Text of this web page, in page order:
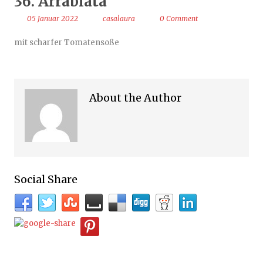
05 Januar 2022 casalaura 0 Comment
mit scharfer Tomatensoße
About the Author
Social Share